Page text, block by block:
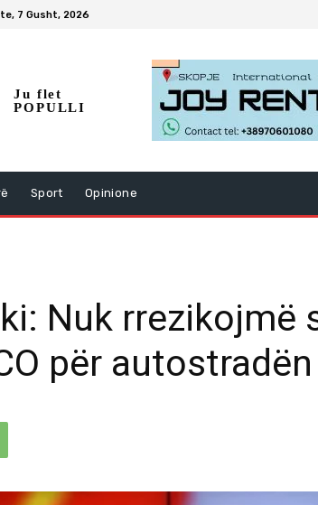
7 Gusht, 2026
Ju flet
POPULLI
Sport Opinione
Nuk rrezikojmë
për autostradën